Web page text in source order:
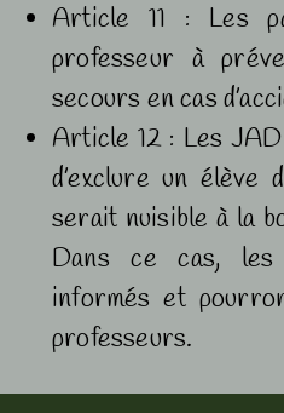
Article 11 : Les
professeur à
secours en cas
Article 12 : Les
d’exclure un élève
serait nuisible à la
Dans ce cas,
informés et
professeurs.